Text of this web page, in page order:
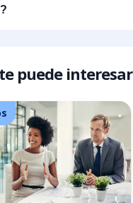
puede interesar